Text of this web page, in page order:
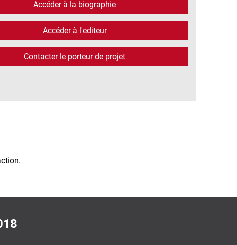
Accéder à la biographie
Accéder à l'editeur
Contacter le porteur de projet